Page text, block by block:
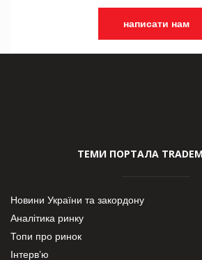
написати нам
ТЕМИ ПОРТАЛА
Новини України та закордону
Аналітика ринку
Топи про ринок
Інтерв’ю